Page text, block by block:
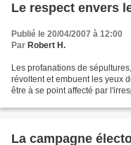
Le respect envers
Publié le 20/04/2007 à 12:00
Par Robert H.
Les profanations de
révoltent et embuent les yeux
être à se point affecté par
La campagne